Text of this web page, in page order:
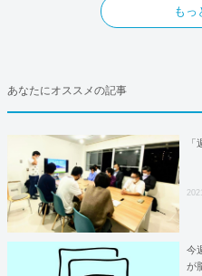
もっ
あなたにオススメの記事
今
が